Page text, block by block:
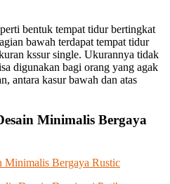
bentuk tempat tidur bertingkat
bawah terdapat tempat tidur
kssur single. Ukurannya tidak
digunakan bagi orang yang agak
antara kasur bawah dan atas
Minimalis Bergaya